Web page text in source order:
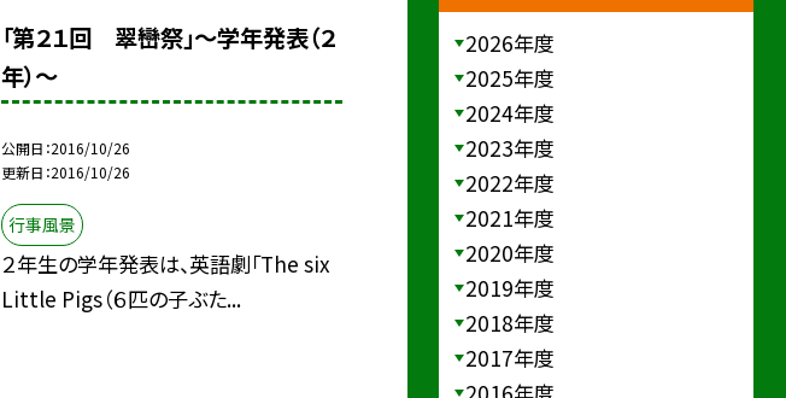
「第２１回 翠巒祭」〜学年発表（２
年）〜
公開日 2016/10/26
更新日 2016/10/26
行事風景
２年生の学年発表は、英語劇「The six
Little Pigs（６匹の子ぶた...
2026年度
2025年度
2024年度
2023年度
2022年度
2021年度
2020年度
2019年度
2018年度
2017年度